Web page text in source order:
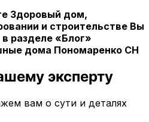
Здоровый дом,
и строительстве Вы
разделе «Блог»
дома Пономаренко СН
эксперту
вам о сути и деталях